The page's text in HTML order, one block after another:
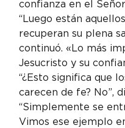
confianza en el
“Luego están
recuperan su plena
continuó. «Lo más
Jesucristo y su
“¿Esto significa que
carecen de fe? No”,
“Simplemente se
Vimos ese ejemplo